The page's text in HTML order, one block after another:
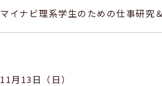
マイナビ理系学生のための仕事研
11月13日（日）